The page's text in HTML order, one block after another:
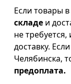
Если товары
складе и
не
доставку.
Челябинска,
предоплата.